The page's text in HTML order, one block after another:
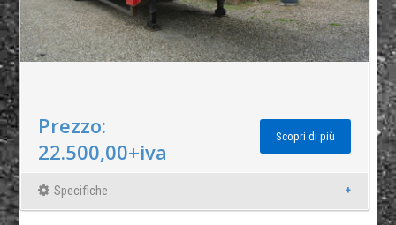
Prezzo:
22.500,00+iva
Scopri di più
Specifiche